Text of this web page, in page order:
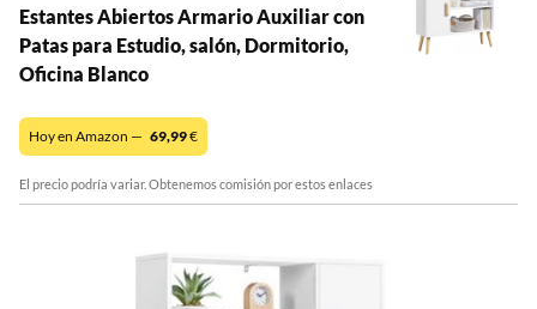
Estantes Abiertos Armario Auxiliar con
Patas para Estudio, salón, Dormitorio,
Oficina Blanco
Hoy en Amazon — 69,99€
El precio podría variar. Obtenemos comisión por estos enlaces